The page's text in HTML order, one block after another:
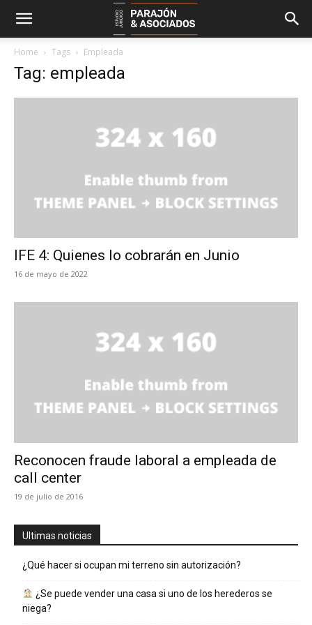
Home Tags Empleada
Tag: empleada
IFE 4: Quienes lo cobrarán en Junio
16 de mayo de 2022
Reconocen fraude laboral a empleada de
call center
19 de julio de 2016
Ultimas noticias
¿Qué hacer si ocupan mi terreno sin autorización?
¿Se puede vender una casa si uno de los herederos se
niega?